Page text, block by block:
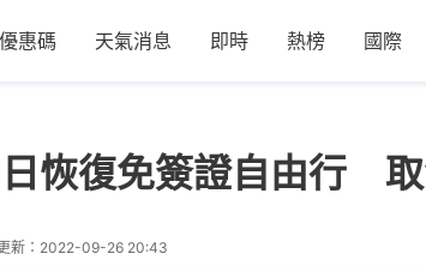
惠碼 天氣消息 即時 熱榜 國際
日恢復免簽證自由行
新： 2022-09-26 20:43